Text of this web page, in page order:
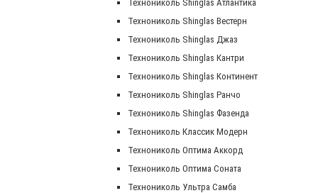
Технониколь Shinglas Атлантика
Технониколь Shinglas Вестерн
Технониколь Shinglas Джаз
Технониколь Shinglas Кантри
Технониколь Shinglas Континент
Технониколь Shinglas Ранчо
Технониколь Shinglas Фазенда
Технониколь Классик Модерн
Технониколь Оптима Аккорд
Технониколь Оптима Соната
Технониколь Ультра Самба